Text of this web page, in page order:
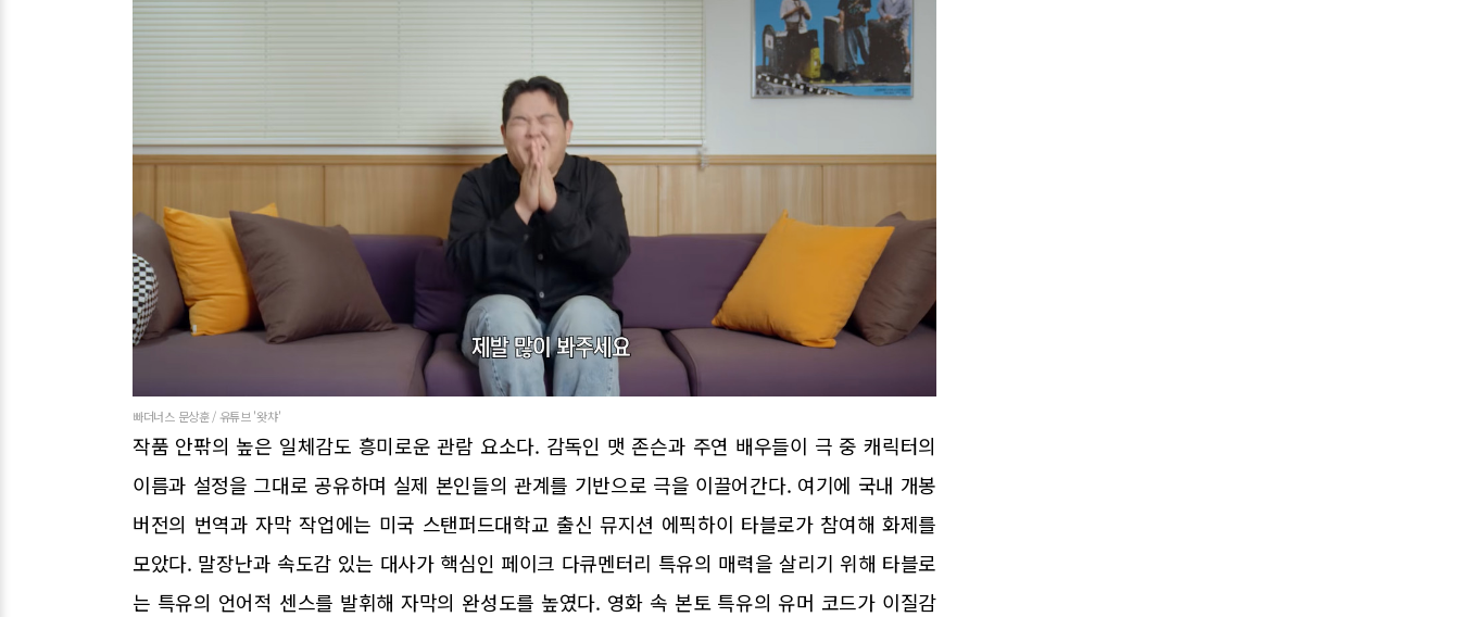
빠더너스 문상훈 / 유튜브 '왓챠'
작품 안팎의 높은 일체감도 흥미로운 관람 요소다. 감독인 맷 존슨과 주연 배우들이 극 중 캐릭터의
이름과 설정을 그대로 공유하며 실제 본인들의 관계를 기반으로 극을 이끌어간다. 여기에 국내 개봉
버전의 번역과 자막 작업에는 미국 스탠퍼드대학교 출신 뮤지션 에픽하이 타블로가 참여해 화제를
모았다. 말장난과 속도감 있는 대사가 핵심인 페이크 다큐멘터리 특유의 매력을 살리기 위해 타블로
는 특유의 언어적 센스를 발휘해 자막의 완성도를 높였다. 영화 속 본토 특유의 유머 코드가 이질감